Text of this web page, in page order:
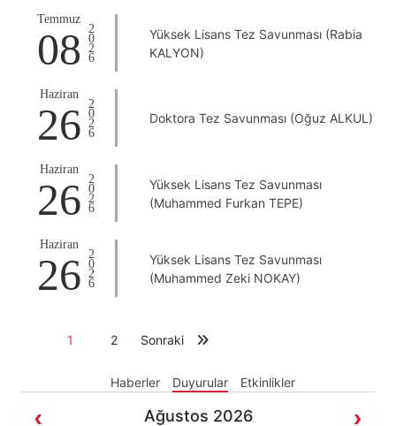
Temmuz
08 2026
Yüksek Lisans Tez Savunması (Rabia
KALYON)
Haziran
26 2026 Doktora Tez Savunması (Oğuz ALKUL)
Haziran
26 2026
Yüksek Lisans Tez Savunması
(Muhammed Furkan TEPE)
Haziran
26 2026
Yüksek Lisans Tez Savunması
(Muhammed Zeki NOKAY)
1 2 Sonraki
Haberler Duyurular Etkinlikler
Ağustos 2026